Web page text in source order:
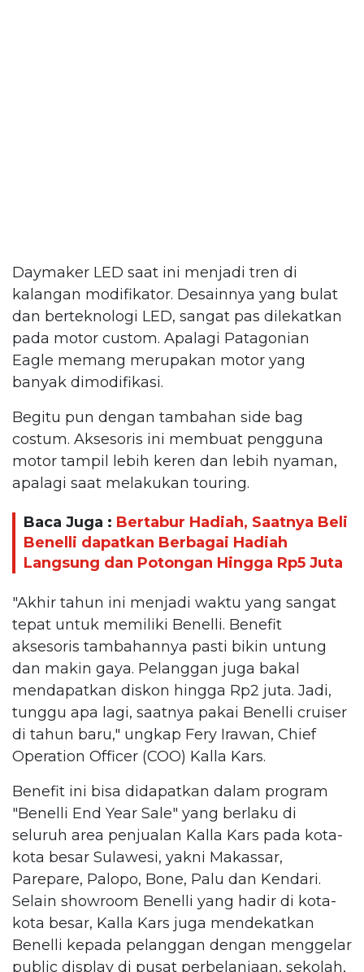
Daymaker LED saat ini menjadi tren di
kalangan modifikator. Desainnya yang bulat
dan berteknologi LED, sangat pas dilekatkan
pada motor custom. Apalagi Patagonian
Eagle memang merupakan motor yang
banyak dimodifikasi.
Begitu pun dengan tambahan side bag
costum. Aksesoris ini membuat pengguna
motor tampil lebih keren dan lebih nyaman,
apalagi saat melakukan touring.
Baca Juga : Bertabur Hadiah, Saatnya Beli
Benelli dapatkan Berbagai Hadiah
Langsung dan Potongan Hingga Rp5 Juta
"Akhir tahun ini menjadi waktu yang sangat
tepat untuk memiliki Benelli. Benefit
aksesoris tambahannya pasti bikin untung
dan makin gaya. Pelanggan juga bakal
mendapatkan diskon hingga Rp2 juta. Jadi,
tunggu apa lagi, saatnya pakai Benelli cruiser
di tahun baru," ungkap Fery Irawan, Chief
Operation Officer (COO) Kalla Kars.
Benefit ini bisa didapatkan dalam program
"Benelli End Year Sale" yang berlaku di
seluruh area penjualan Kalla Kars pada kota-
kota besar Sulawesi, yakni Makassar,
Parepare, Palopo, Bone, Palu dan Kendari.
Selain showroom Benelli yang hadir di kota-
kota besar, Kalla Kars juga mendekatkan
Benelli kepada pelanggan dengan menggelar
public display di pusat perbelanjaan, sekolah,